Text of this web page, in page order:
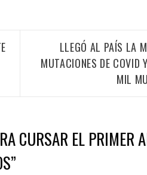
LLEGÓ AL PAÍS LA
MUTACIONES DE COVID
MIL
CURSAR EL PRIMER
”